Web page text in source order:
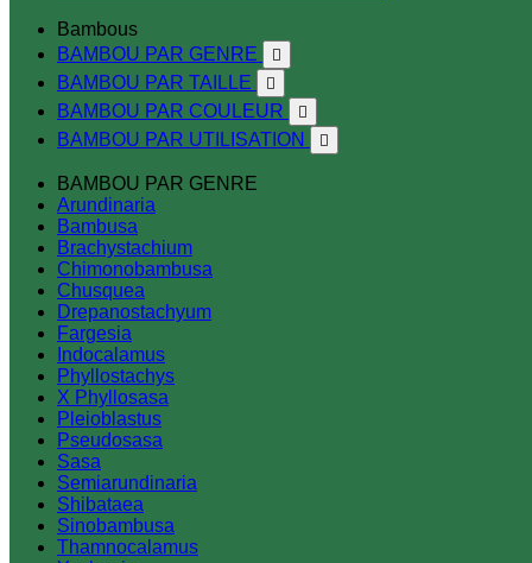
Bambous
BAMBOU PAR GENRE

BAMBOU PAR TAILLE 
BAMBOU PAR COULEUR 
BAMBOU PAR UTILISATION 
BAMBOU PAR GENRE
Arundinaria
Bambusa
Brachystachium
Chimonobambusa
Chusquea
Drepanostachyum
Fargesia
Indocalamus
Phyllostachys
X Phyllosasa
Pleioblastus
Pseudosasa
Sasa
Semiarundinaria
Shibataea
Sinobambusa
Thamnocalamus